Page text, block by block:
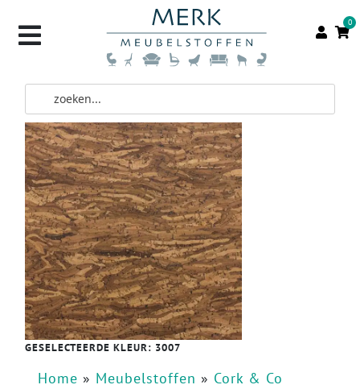
0
GESELECTEERDE KLEUR: 3007
Home » Meubelstoffen » Cork & Co